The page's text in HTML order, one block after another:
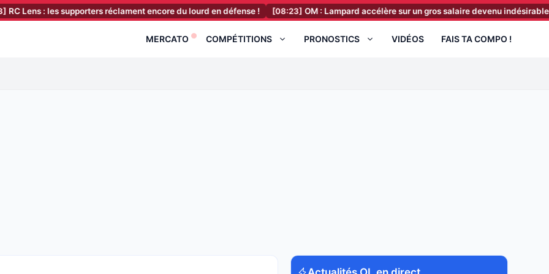
: les supporters réclament encore du lourd en défense ! [08:23] OM : Lampard accélère sur un gros salaire devenu indésirable
MERCATO COMPÉTITIONS PRONOSTICS VIDÉOS FAIS TA COMPO !